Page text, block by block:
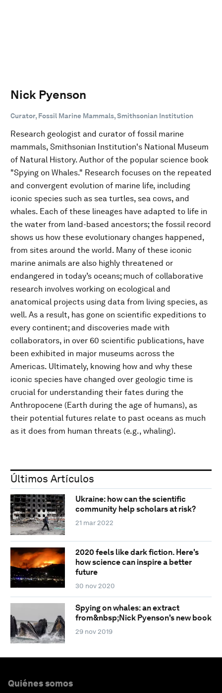
Nick Pyenson
Curator, Fossil Marine Mammals, Smithsonian Institution
Research geologist and curator of fossil marine
mammals, Smithsonian Institution's National Museum
of Natural History. Author of the popular science book
"Spying on Whales." Research focuses on the repeated
and convergent evolution of marine life, including
iconic species such as sea turtles, sea cows, and
whales. Each of these lineages have adapted to life in
the water from land-based ancestors; the fossil record
shows us how these evolutionary changes happened,
from sites around the world. Many of these iconic
marine animals are also highly threatened or
endangered in today’s oceans; much of collaborative
research involves working on ecological and
anatomical projects using data from living species, as
well. As a result, has gone on scientific expeditions to
every continent; and discoveries made with
collaborators, in over 60 scientific publications, have
been exhibited in major museums across the
Americas. Ultimately, knowing how and why these
iconic species have changed over geologic time is
crucial for understanding their fates during the
Anthropocene (Earth during the age of humans), as
their potential futures relate to past oceans as much
as it does from human threats (e.g., whaling).
Últimos Artículos
Ukraine: how can the scientific
community help scholars at risk?
21 mar 2022
2020 feels like dark fiction. Here's
how science can inspire a better
future
30 nov 2020
Spying on whales: an extract
from&nbsp;Nick Pyenson's new book
29 nov 2019
Quiénes somos